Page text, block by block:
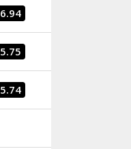
6.94
5.75
5.74